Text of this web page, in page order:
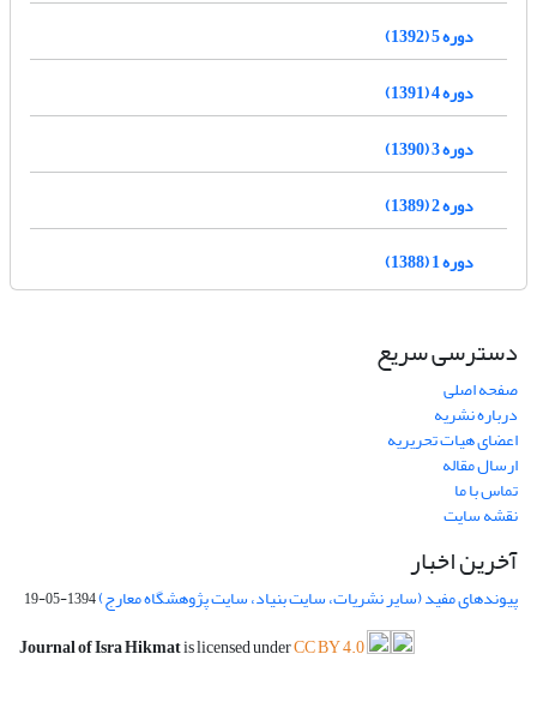
دوره 5 (1392)
دوره 4 (1391)
دوره 3 (1390)
دوره 2 (1389)
دوره 1 (1388)
دسترسی سریع
صفحه اصلی
درباره نشریه
اعضای هیات تحریریه
ارسال مقاله
تماس با ما
نقشه سایت
آخرین اخبار
پیوندهای مفید (سایر نشریات، سایت بنیاد، سایت پژوهشگاه معارج)1394-05-19
Journal of Isra Hikmatis licensed underCC BY 4.0